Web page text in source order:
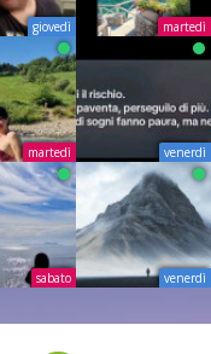
giovedì martedì
martedì venerdì
sabato venerdì